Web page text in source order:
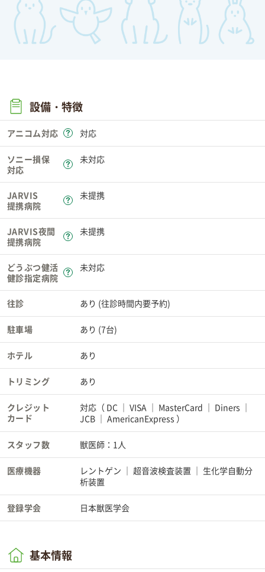
設備・特徴
アニコム対応 対応
ソニー損保
対応
未対応
JARVIS
提携病院
未提携
JARVIS夜間
提携病院
未提携
どうぶつ健活
健診指定病院
未対応
往診 あり (往診時間内要予約)
駐車場 あり (7台)
ホテル あり
トリミング あり
クレジット
カード
対応（ DC VISA MasterCard
Diners
JCB
AmericanExpress ）
スタッフ数 獣医師：1人
医療機器 レントゲン 超音波検査装置
生化学自動分
析装置
登録学会 日本獣医学会
基本情報